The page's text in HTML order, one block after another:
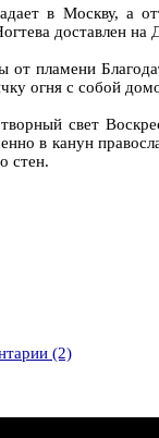
в Москву, а
доставлен на
от пламени
огня с собой
свет
в канун
стен.
(2)